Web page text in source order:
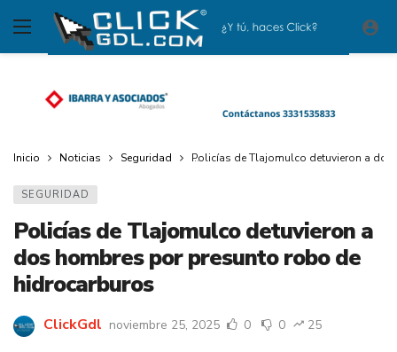
Inicio Noticias Seguridad Policías de Tlajomulco detuvieron a
SEGURIDAD
Policías de Tlajomulco detuvieron a
dos hombres por presunto robo de
hidrocarburos
ClickGdl noviembre 25, 2025 0 0 25